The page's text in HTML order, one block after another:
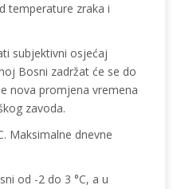
temperature zraka i
subjektivni osjećaj
Bosni zadržat će se do
nova promjena vremena
zavoda.
Maksimalne dnevne
od -2 do 3 °C, a u